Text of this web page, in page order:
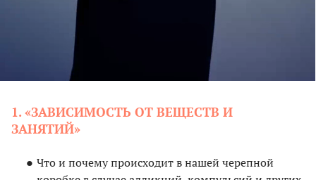
1. «ЗАВИСИМОСТЬ ОТ ВЕЩЕСТВ И
ЗАНЯТИЙ»
Что и почему происходит в нашей черепной